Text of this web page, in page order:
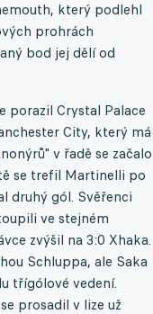
který podlehl
prohrách
bod jej dělí od
porazil Crystal Palace
City, který má
v řadě se začalo
se trefil Martinelli po
druhý gól. Svěřenci
ve stejném
zvýšil na 3:0 Xhaka.
Schluppa, ale Saka
třígólové vedení.
prosadil v lize už